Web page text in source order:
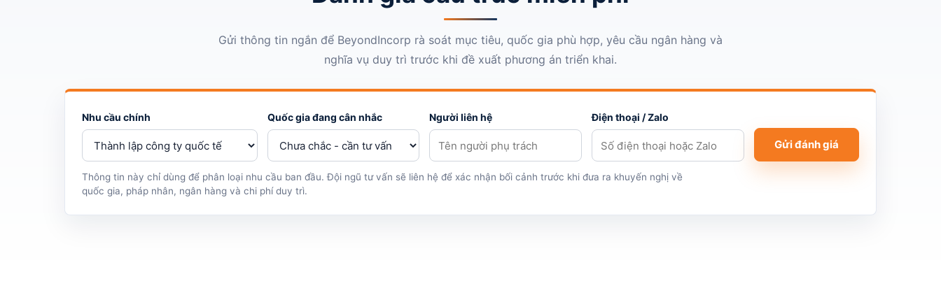
Gửi thông tin ngắn để BeyondIncorp rà soát mục tiêu, quốc gia phù hợp, yêu cầu ngân hàng và
nghĩa vụ duy trì trước khi đề xuất phương án triển khai.
Nhu cầu chính Quốc gia đang cân nhắc Người liên hệ Điện thoại / Zalo
Gửi đánh giá
Thông tin này chỉ dùng để phân loại nhu cầu ban đầu. Đội ngũ tư vấn sẽ liên hệ để xác nhận bối cảnh trước khi đưa ra khuyến nghị về
quốc gia, pháp nhân, ngân hàng và chi phí duy trì.